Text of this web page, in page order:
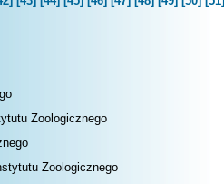
Zoologicznego
Zoologicznego